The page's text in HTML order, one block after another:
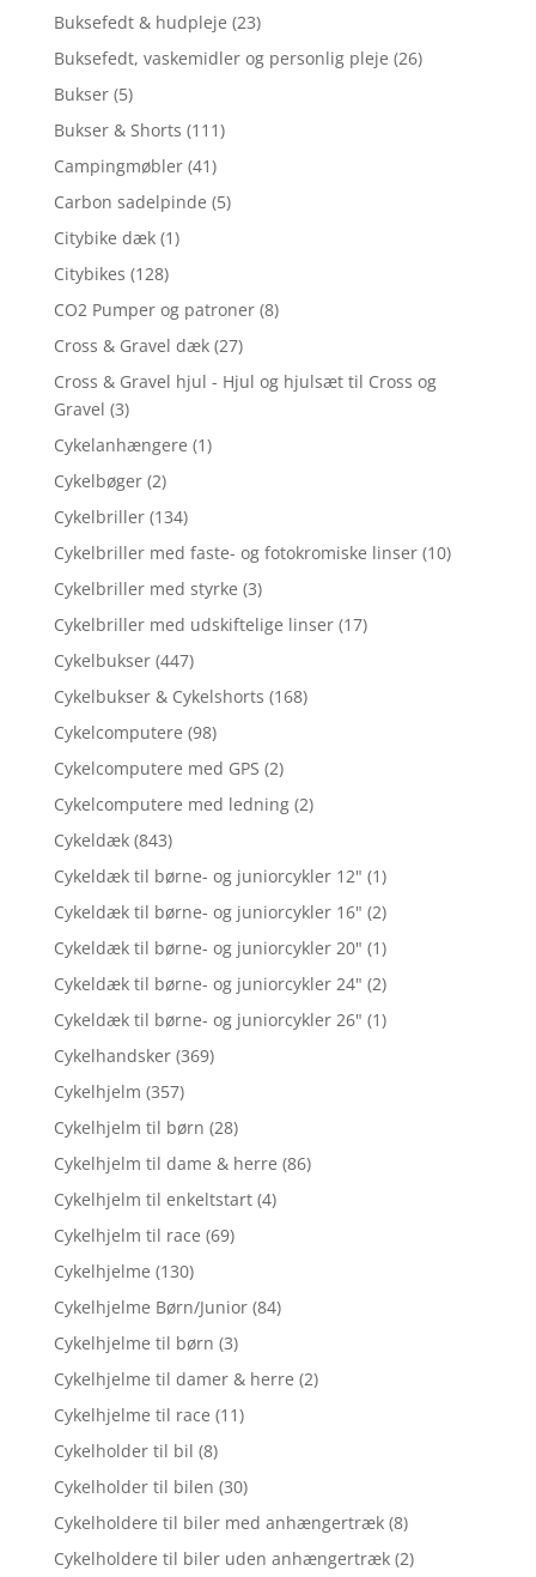
Buksefedt & hudpleje (23)
Buksefedt, vaskemidler og personlig pleje (26)
Bukser (5)
Bukser & Shorts (111)
Campingmøbler (41)
Carbon sadelpinde (5)
Citybike dæk (1)
Citybikes (128)
CO2 Pumper og patroner (8)
Cross & Gravel dæk (27)
Cross & Gravel hjul - Hjul og hjulsæt til Cross og
Gravel (3)
Cykelanhængere (1)
Cykelbøger (2)
Cykelbriller (134)
Cykelbriller med faste- og fotokromiske linser (10)
Cykelbriller med styrke (3)
Cykelbriller med udskiftelige linser (17)
Cykelbukser (447)
Cykelbukser & Cykelshorts (168)
Cykelcomputere (98)
Cykelcomputere med GPS (2)
Cykelcomputere med ledning (2)
Cykeldæk (843)
Cykeldæk til børne- og juniorcykler 12" (1)
Cykeldæk til børne- og juniorcykler 16" (2)
Cykeldæk til børne- og juniorcykler 20" (1)
Cykeldæk til børne- og juniorcykler 24" (2)
Cykeldæk til børne- og juniorcykler 26" (1)
Cykelhandsker (369)
Cykelhjelm (357)
Cykelhjelm til børn (28)
Cykelhjelm til dame & herre (86)
Cykelhjelm til enkeltstart (4)
Cykelhjelm til race (69)
Cykelhjelme (130)
Cykelhjelme Børn/Junior (84)
Cykelhjelme til børn (3)
Cykelhjelme til damer & herre (2)
Cykelhjelme til race (11)
Cykelholder til bil (8)
Cykelholder til bilen (30)
Cykelholdere til biler med anhængertræk (8)
Cykelholdere til biler uden anhængertræk (2)